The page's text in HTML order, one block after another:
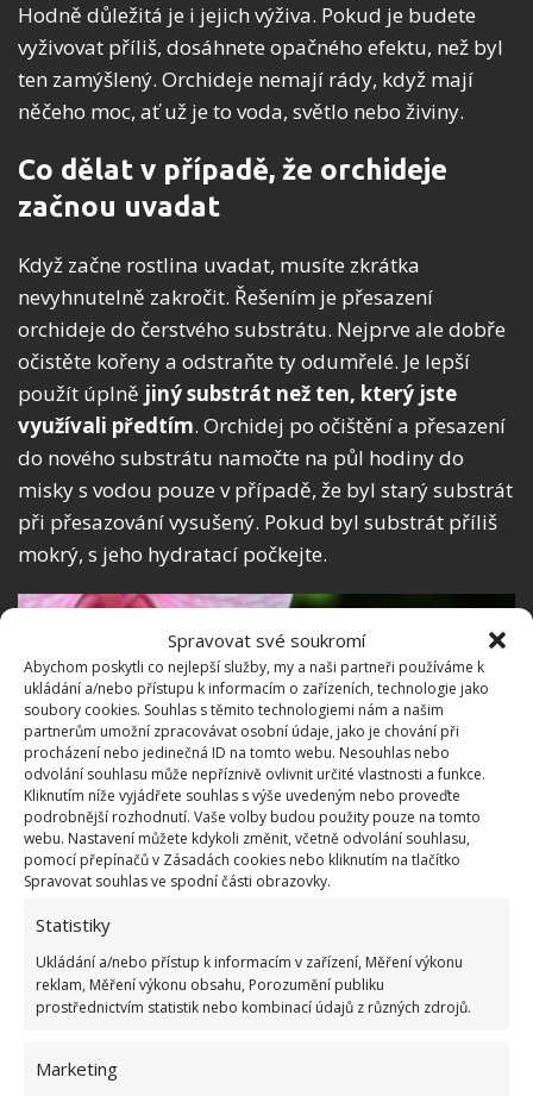
Spravovat své soukromí
Abychom poskytli co nejlepší služby, my a naši partneři používáme k
ukládání a/nebo přístupu k informacím o zařízeních, technologie jako
soubory cookies. Souhlas s těmito technologiemi nám a našim
partnerům umožní zpracovávat osobní údaje, jako je chování při
procházení nebo jedinečná ID na tomto webu. Nesouhlas nebo
odvolání souhlasu může nepříznivě ovlivnit určité vlastnosti a funkce.
Kliknutím níže vyjádřete souhlas s výše uvedeným nebo proveďte
podrobnější rozhodnutí. Vaše volby budou použity pouze na tomto
webu. Nastavení můžete kdykoli změnit, včetně odvolání souhlasu,
pomocí přepínačů v Zásadách cookies nebo kliknutím na tlačítko
Spravovat souhlas ve spodní části obrazovky.
Statistiky
Ukládání a/nebo přístup k informacím v zařízení, Měření výkonu
reklam, Měření výkonu obsahu, Porozumění publiku
prostřednictvím statistik nebo kombinací údajů z různých zdrojů.
Marketing
Hodně důležitá je i jejich výživa. Pokud je budete
vyživovat příliš, dosáhnete opačného efektu, než byl
ten zamýšlený. Orchideje nemají rády, když mají
něčeho moc, ať už je to voda, světlo nebo živiny.
Co dělat v případě, že orchideje
začnou uvadat
Když začne rostlina uvadat, musíte zkrátka
nevyhnutelně zakročit. Řešením je přesazení
orchideje do čerstvého substrátu. Nejprve ale dobře
očistěte kořeny a odstraňte ty odumřelé. Je lepší
použít úplně jiný substrát než ten, který jste
využívali předtím. Orchidej po očištění a přesazení
do nového substrátu namočte na půl hodiny do
misky s vodou pouze v případě, že byl starý substrát
při přesazování vysušený. Pokud byl substrát příliš
mokrý, s jeho hydratací počkejte.
Fotografie: Pixabay
O takové orchideje se poté začněte starat trochu více
a věnujte jim dostatečný čas a správnou péči.
mít takovou jistotu, že ji znovu zachráníte. A je